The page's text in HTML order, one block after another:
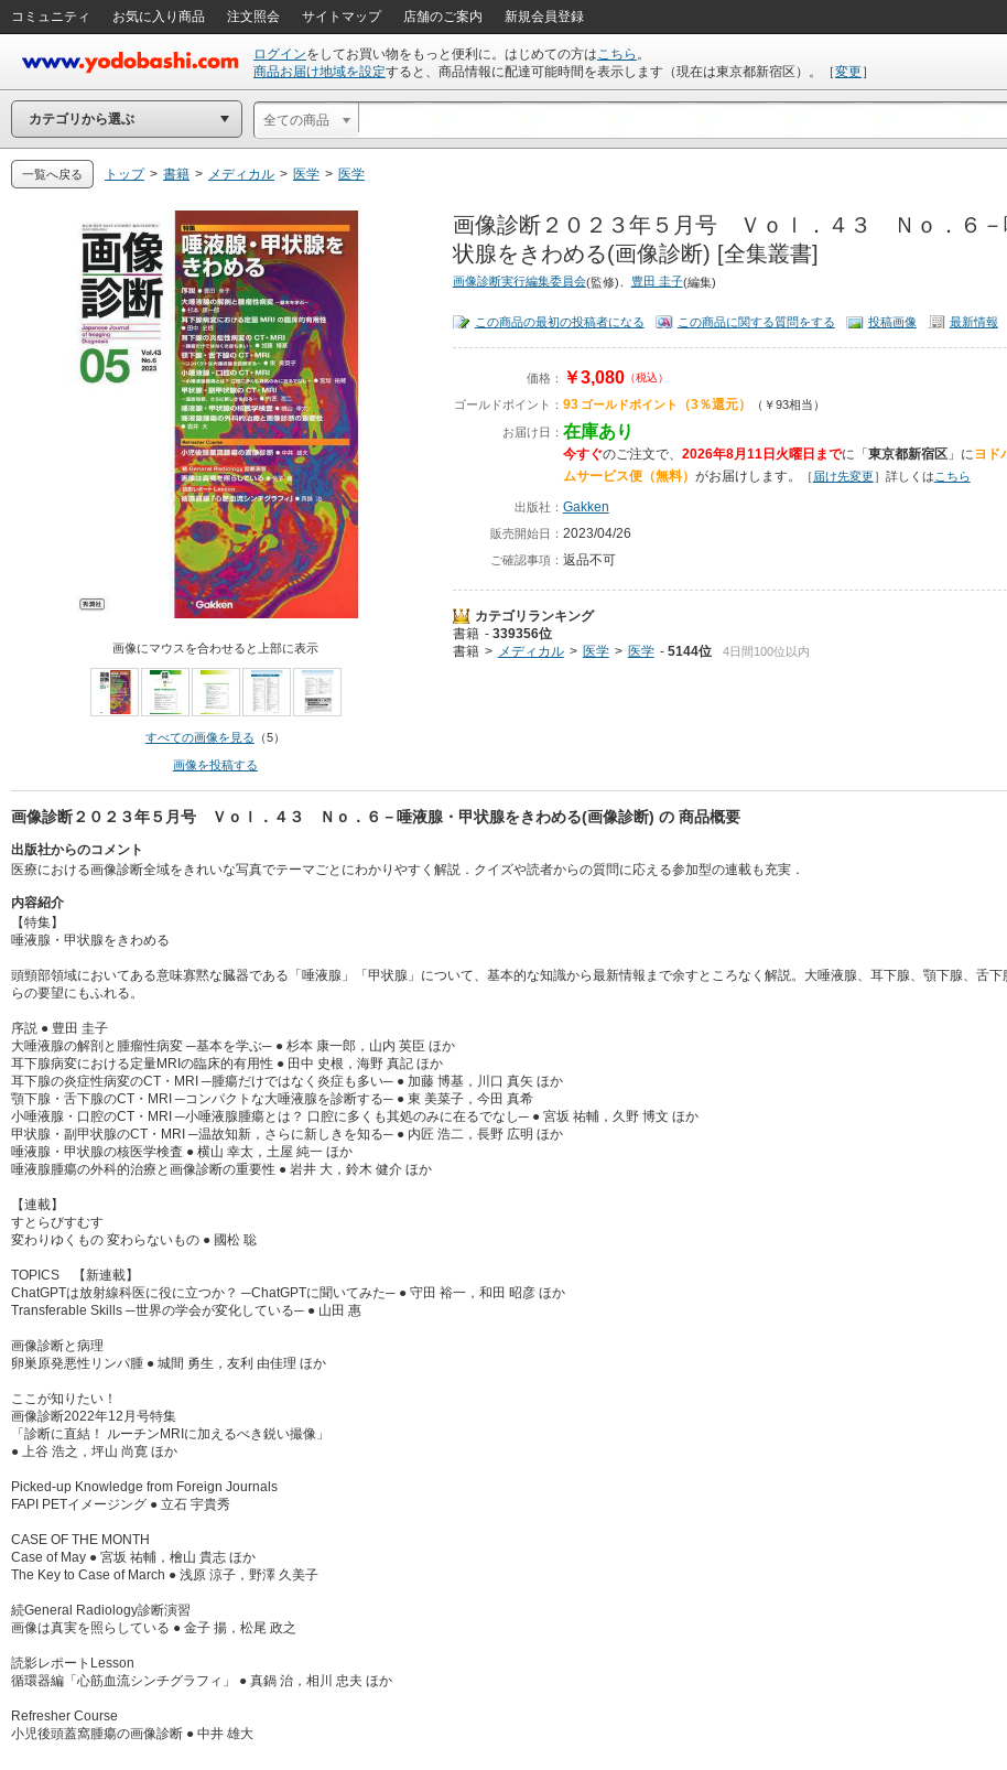
コミュニティ お気に入り商品 注文照会 サイトマップ 店舗のご案内 新規会員登録
ログインをしてお買い物をもっと便利に。はじめての方はこちら 。
商品お届け地域を設定すると、商品情報に配達可能時間を表示します（現在は東京都新宿区 ）。 ［変更］
カテゴリから選ぶ 全ての商品
一覧へ戻る トップ > 書籍 > メディカル > 医学 > 医学
画像にマウスを合わせると上部に表示
すべての画像を見る （5）
画像を投稿する
画像診断２０２３年５月号 Ｖｏｌ．４３ Ｎｏ．６－
状腺をきわめる(画像診断) [全集叢書]
画像診断実行編集委員会(監修) 豊田 圭子(編集)
この商品の最初の投稿者になる この商品に関する質問をする 投稿画像 最新情報
価格： ￥3,080（税込）
ゴールドポイント： 93 ゴールドポイント （3％還元） （￥93相当）
お届け日： 在庫あり
今すぐのご注文で、 2026年8月11日火曜日までに 「東京都新宿区」にヨド
ムサービス便（無料） がお届けします。 ［届け先変更］詳しくは こちら
出版社： Gakken
販売開始日： 2023/04/26
ご確認事項： 返品不可
カテゴリランキング
書籍
339356位
書籍
メディカル 医学 医学 5144位 4日間100位以内
画像診断２０２３年５月号 Ｖｏｌ．４３ Ｎｏ．６－唾液腺・甲状腺をきわめる(画像診断) の 商品概要
出版社からのコメント
医療における画像診断全域をきれいな写真でテーマごとにわかりやすく解説．クイズや読者からの質問に応える参加型の連載も充実．
内容紹介
【特集】
唾液腺・甲状腺をきわめる
頭頸部領域においてある意味寡黙な臓器である「唾液腺」「甲状腺」について、基本的な知識から最新情報まで余すところなく解説。大唾液腺、耳下腺、顎下腺、舌
らの要望にもふれる。
序説 ● 豊田 圭子
大唾液腺の解剖と腫瘤性病変 ─基本を学ぶ─ ● 杉本 康一郎，山内 英臣 ほか
耳下腺病変における定量MRIの臨床的有用性 ● 田中 史根，海野 真記 ほか
耳下腺の炎症性病変のCT・MRI ─腫瘍だけではなく炎症も多い─ ● 加藤 博基，川口 真矢 ほか
顎下腺・舌下腺のCT・MRI ─コンパクトな大唾液腺を診断する─ ● 東 美菜子，今田 真希
小唾液腺・口腔のCT・MRI ─小唾液腺腫瘍とは？ 口腔に多くも其処のみに在るでなし─ ● 宮坂 祐輔，久野 博文 ほか
甲状腺・副甲状腺のCT・MRI ─温故知新，さらに新しきを知る─ ● 内匠 浩二，長野 広明 ほか
唾液腺・甲状腺の核医学検査 ● 横山 幸太，土屋 純一 ほか
唾液腺腫瘍の外科的治療と画像診断の重要性 ● 岩井 大，鈴木 健介 ほか
【連載】
すとらびすむす
変わりゆくもの 変わらないもの ● 國松 聡
TOPICS 【新連載】
ChatGPTは放射線科医に役に立つか？ ─ChatGPTに聞いてみた─ ● 守田 裕一，和田 昭彦 ほか
Transferable Skills ─世界の学会が変化している─ ● 山田 惠
画像診断と病理
卵巣原発悪性リンパ腫 ● 城間 勇生，友利 由佳理 ほか
ここが知りたい！
画像診断2022年12月号特集
「診断に直結！ ルーチンMRIに加えるべき鋭い撮像」
● 上谷 浩之，坪山 尚寛 ほか
Picked-up Knowledge from Foreign Journals
FAPI PETイメージング ● 立石 宇貴秀
CASE OF THE MONTH
Case of May ● 宮坂 祐輔，檜山 貴志 ほか
The Key to Case of March ● 浅原 涼子，野澤 久美子
続General Radiology診断演習
画像は真実を照らしている ● 金子 揚，松尾 政之
読影レポートLesson
循環器編「心筋血流シンチグラフィ」 ● 真鍋 治，相川 忠夫 ほか
Refresher Course
小児後頭蓋窩腫瘍の画像診断 ● 中井 雄大